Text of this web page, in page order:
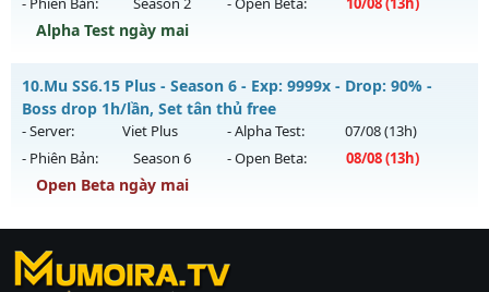
Exp: 200x - Drop: 20%
Kiểu reset: Reset In Game
Antihack: GoldShield
Alpha Test ngày mai
Cày Cuốc Không Mốc - Săn Boss Cực Đã Train 1 Wc Tại K4
Mu mới ra tháng 08 2026 - Mở máy chủ
ngày 10/08/2626
Exp: 200x - Drop: 20%
Kiểu reset: Reset In Game
Thể loại: Mu Nguyên bản Webzen
Antihack: GameGuard
10.Mu SS6.15 Plus - Season 6 - Exp: 9999x - Drop: 90% -
Boss drop 1h/lần, Set tân thủ free
- Server: Viet Plus - Alpha Test: 07/08(13h)
- Phiên Bản:
Season 6 - Open Beta: 08/08(13h)
Open Beta ngày mai
Mu SS6.15 Plus - Boss drop 1h/lần, Set tân thủ free
Mu mới ra tháng 08 2026 - Mở máy chủ
ngày 08/08/2626
https://ktdb.net/ |789club